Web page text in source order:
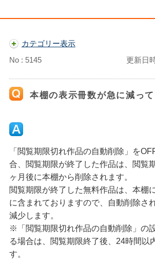
カテゴリー表示
No : 5145
更新日
本棚の表示冊数が急に減って
「閲覧期限切れ作品の自動削除」を
合、閲覧期限が終了した作品は、閲覧
ヶ月後に本棚から削除されます。
閲覧期限が終了した無料作品は、本棚
に含まれておりますので、自動削除さ
減少します。
※「閲覧期限切れ作品の自動削除」の
る場合は、閲覧期限終了後、24時間以
す。